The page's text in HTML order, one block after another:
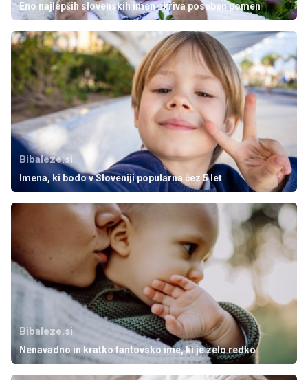
Eno najlepših slovenskih imen skriva poseben pomen
Bibaleze.si
Imena, ki bodo v Sloveniji popularna čez 5 let
Bibaleze.si
Nenavadno in kratko fantovsko ime, ki je zelo redko